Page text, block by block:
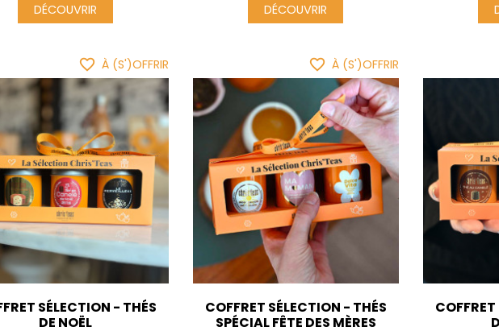
DÉCOUVRIR DÉCOUVRIR
favorite_border À (S')OFFRIR
SÉLECTION - THÉS
DE NOËL
favorite_border À (S')OFFRIR
COFFRET SÉLECTION - THÉS
SPÉCIAL FÊTE DES MÈRES